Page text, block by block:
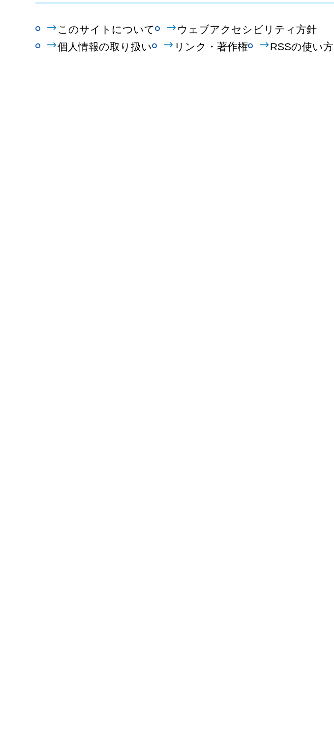
このサイトについて
ウェブアクセシビリティ方針
個人情報の取り扱い
リンク・著作権 RSSの使い方